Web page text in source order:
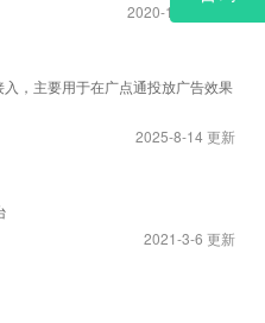
2020-12-14 更新
，主要用于在广点通投放广告效果
2025-8-14 更新
2021-3-6 更新